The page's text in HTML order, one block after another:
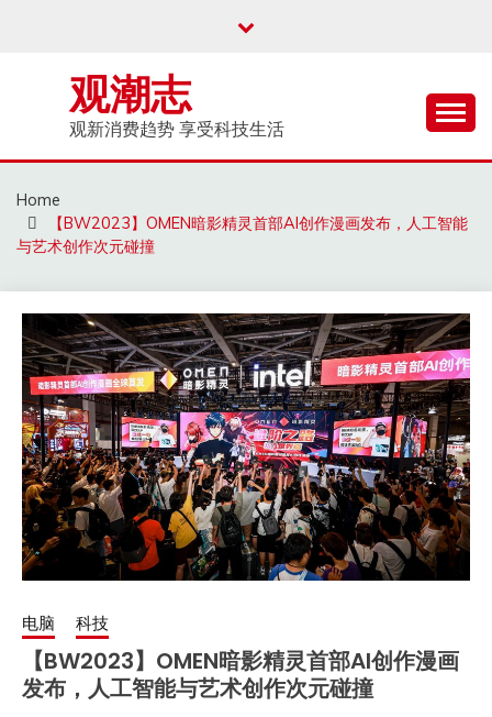
观潮志
观新消费趋势 享受科技生活
Home
【BW2023】OMEN暗影精灵首部AI创作漫画发布，人工智能
与艺术创作次元碰撞
电脑 科技
【BW2023】OMEN暗影精灵首部AI创作漫画
发布，人工智能与艺术创作次元碰撞